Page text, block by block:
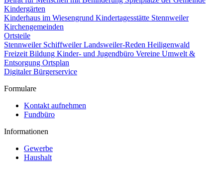
Kindergärten
Kinderhaus im Wiesengrund Kindertagesstätte Stennweiler
Kirchengemeinden
Ortsteile
Stennweiler SchiffweilerLandsweiler-Reden Heiligenwald
Freizeit Bildung Kinder- und Jugendbüro Vereine Umwelt &
Entsorgung Ortsplan
Digitaler Bürgerservice
Formulare
Kontakt aufnehmen
Fundbüro
Informationen
Gewerbe
Haushalt